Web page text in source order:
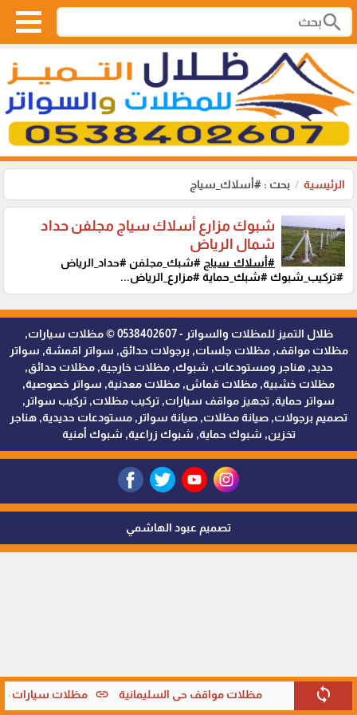
search
الرئيسية بحث : #أسلاك_سياج
sync مظلات مواقف حي السليمانية link مظلات سيارات
شبوك مزارع أسلاك سياج مجلفن حداد
شمال الرياض
#أسلاك_سياج #شبك_مجلفن #حداد_الرياض
#تركيب_شبوك #شبك_حماية #مزارع_الرياض...
ظلال التميز للمظلات والسواتر - 0538402607 © مظلات سيارات,
مظلات مواقف, مظلات جلسات, برجولات حدائق, سواتر اقمشة, سواتر
حديد, هناجر ومستودعات, شبوك, مظلات خارجية, مظلات حدائق,
مظلات خشبية, مظلات قماش, مظلات معدنية, سواتر خصوصية,
سواتر حماية, تجهيز مواقف سيارات, تركيب مظلات, تركيب سواتر,
تصميم برجولات, صيانة مظلات, صيانة سواتر, مستودعات حديدية, هناجر
تخزين, شبوك حماية, شبوك زراعية, شبوك أمنية
تصميم عبود الهاشمي